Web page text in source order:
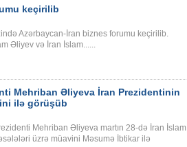
keçirilib
Azərbaycan-İran biznes forumu keçirilib.
Əliyev və İran İslam......
Mehriban Əliyeva İran Prezidentinin
ilə görüşüb
Mehriban Əliyeva martın 28-də İran İslam
üzrə müavini Məsumə İbtikar ilə